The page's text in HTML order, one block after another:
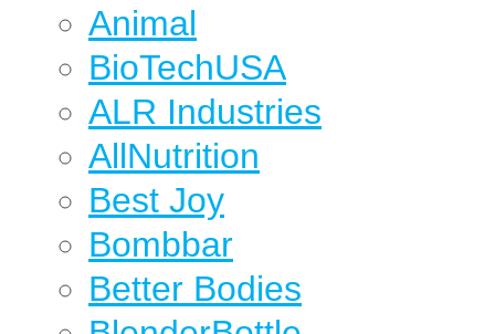
Animal
BioTechUSA
ALR Industries
AllNutrition
Best Joy
Bombbar
Better Bodies